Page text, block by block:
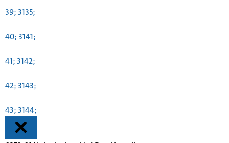
39; 3135;
40; 3141;
41; 3142;
42; 3143;
43; 3144;